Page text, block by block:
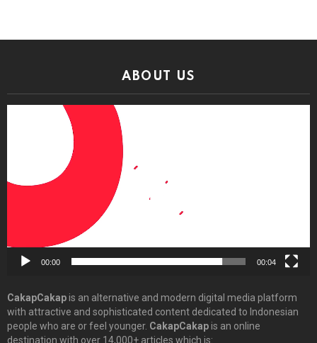
ABOUT US
00:00 00:04
CakapCakapis an alternative and modern digital media platform
with attractive and sophisticated content dedicated to Indonesian
people who are or feel younger. CakapCakapis an online
destination with over 14,000+ articles which is: